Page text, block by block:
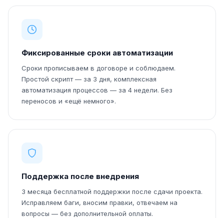
Фиксированные сроки автоматизации
Сроки прописываем в договоре и соблюдаем.
Простой скрипт — за 3 дня, комплексная
автоматизация процессов — за 4 недели. Без
переносов и «ещё немного».
Поддержка после внедрения
3 месяца бесплатной поддержки после сдачи проекта.
Исправляем баги, вносим правки, отвечаем на
вопросы — без дополнительной оплаты.